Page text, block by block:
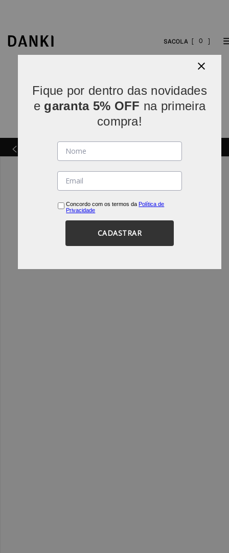
0
Parcelamos em5x sem juros(parcelas acima de R$
Fique por dentro das novidades
e garanta 5% OFF na primeira
compra!
Concordo com os termos da Política de
Privacidade
CADASTRAR